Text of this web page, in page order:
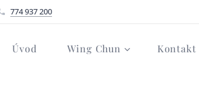
774 937 200
Úvod Wing Chun Kontakt